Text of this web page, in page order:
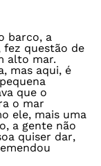
barco, a
fez questão de
alto mar.
mas aqui, é
que o
o mar
ele, mais uma
a gente não
quiser dar,
emendou